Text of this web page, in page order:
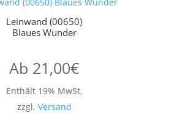
Leinwand (00650)
Blaues Wunder
Ab 21,00€
Enthält 19% MwSt.
zzgl. Versand